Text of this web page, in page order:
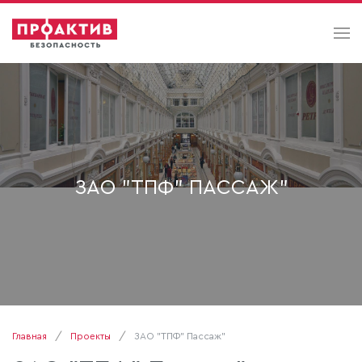
ЗАО "ТПФ" ПАССАЖ"
Главная Проекты ЗАО "ТПФ" Пассаж"